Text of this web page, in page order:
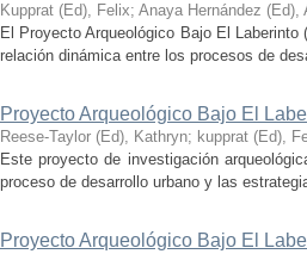
Kupprat (Ed), Felix; Anaya Hernández (Ed),
El Proyecto Arqueológico Bajo El
relación dinámica entre los procesos de
Proyecto Arqueológico Bajo El
Reese-Taylor (Ed), Kathryn; kupprat (Ed),
Este proyecto de investigación
proceso de desarrollo urbano y las
Proyecto Arqueológico Bajo El